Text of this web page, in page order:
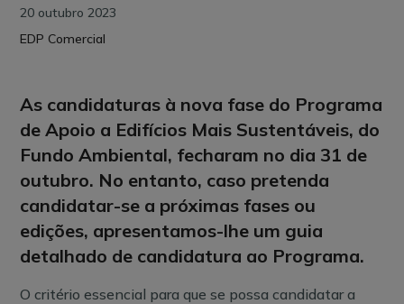
20 outubro 2023
EDP Comercial
As candidaturas à nova fase do Programa
de Apoio a Edifícios Mais Sustentáveis, do
Fundo Ambiental, fecharam no dia 31 de
outubro. No entanto, caso pretenda
candidatar-se a próximas fases ou
edições, apresentamos-lhe um guia
detalhado de candidatura ao Programa.
O critério essencial para que se possa candidatar a